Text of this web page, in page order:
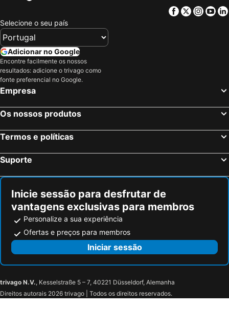
Facebook
Twitter
Selecione o seu país
Adicionar no Google
Encontre facilmente os nossos
resultados: adicione o trivago como
fonte preferencial no Google.
Empresa
Os nossos produtos
Termos e políticas
Suporte
Inicie sessão para desfrutar de
vantagens exclusivas para membros
Personalize a sua experiência
Ofertas e preços para membros
Iniciar sessão
trivago N.V., Kesselstraße 5 – 7, 40221 Düsseldorf, Alemanha
Direitos autorais 2026 trivago | Todos os direitos reservados.